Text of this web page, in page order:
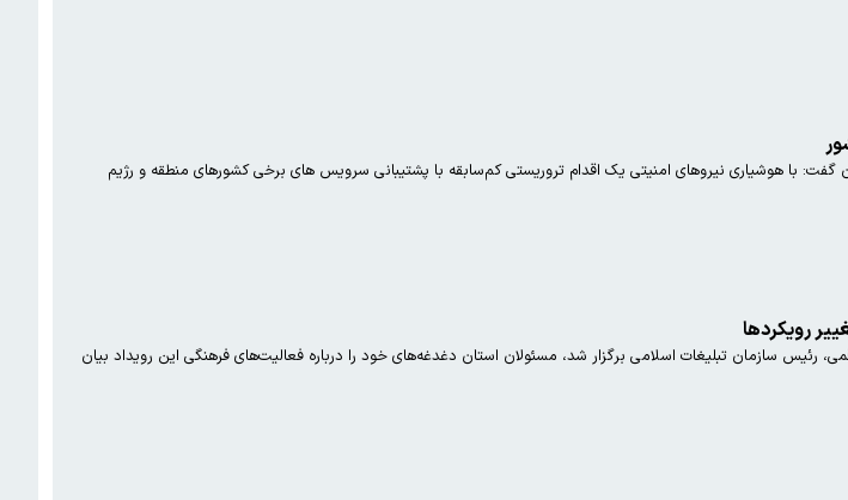
با هوشیاری نیروهای امنیتی یک اقدام تروریستی کم‌سابقه با پشتیبانی سرویس های برخی کشورهای منطقه و رژیم
رویکردها
رئیس سازمان تبلیغات اسلامی برگزار شد، مسئولان استان دغدغه‌های خود را درباره فعالیت‌های فرهنگی این رویداد بیان